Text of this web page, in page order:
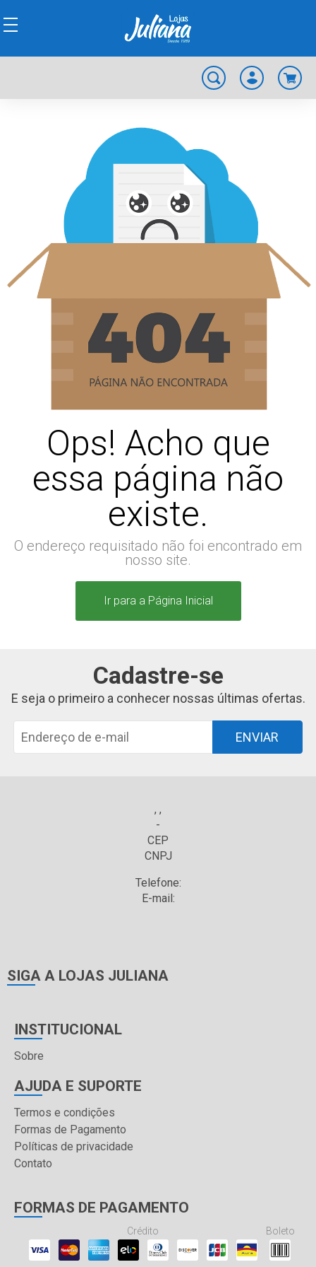
Ops! Acho que
essa página não
existe.
O endereço requisitado não foi encontrado em
nosso site.
Ir para a Página Inicial
Cadastre-se
E seja o primeiro a conhecer nossas últimas ofertas.
ENVIAR
, ,
-
CEP
CNPJ
Telefone:
E-mail:
SIGA A LOJAS JULIANA
INSTITUCIONAL
Sobre
AJUDA E SUPORTE
Termos e condições
Formas de Pagamento
Políticas de privacidade
Contato
FORMAS DE PAGAMENTO
Crédito Boleto